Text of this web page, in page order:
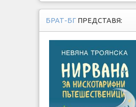
БРАТ-БГ ПРЕДСТАВЯ: